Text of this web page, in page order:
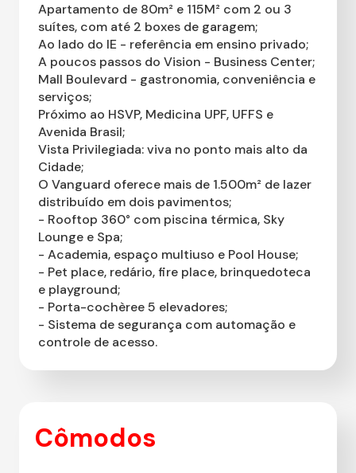
Apartamento de 80m² e 115M² com 2 ou 3
suítes, com até 2 boxes de garagem;
Ao lado do IE - referência em ensino privado;
A poucos passos do Vision - Business Center;
Mall Boulevard - gastronomia, conveniência e
serviços;
Próximo ao HSVP, Medicina UPF, UFFS e
Avenida Brasil;
Vista Privilegiada: viva no ponto mais alto da
Cidade;
O Vanguard oferece mais de 1.500m² de lazer
distribuído em dois pavimentos;
- Rooftop 360° com piscina térmica, Sky
Lounge e Spa;
- Academia, espaço multiuso e Pool House;
- Pet place, redário, fire place, brinquedoteca
e playground;
- Porta-cochèree 5 elevadores;
- Sistema de segurança com automação e
controle de acesso.
Cômodos